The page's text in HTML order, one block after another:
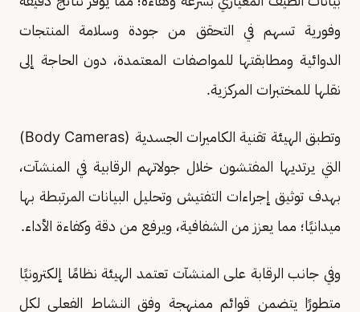
وفورية تسهم في التحقق من جودة وسلامة المنتجات
الدوائية ومطابقتها للمواصفات المعتمدة، دون الحاجة إلى
نقلها للمختبرات المركزية.
وتطبق الهيئة تقنية الكاميرات الجسدية (Body Cameras)
التي يرتديها المفتشون خلال جولاتهم الرقابية في المنشآت،
بهدف توثيق إجراءات التفتيش وتحليل البيانات المرتبطة بها
ميدانيًا؛ مما يعزز من الشفافية، ويرفع من دقة وكفاءة الأداء.
وفي جانب الرقابة على المنشآت تعتمد الهيئة نظامًا إلكترونيًا
متطورًا يتضمن قوائم ممنهجة وفق النشاط الفعلي لكل